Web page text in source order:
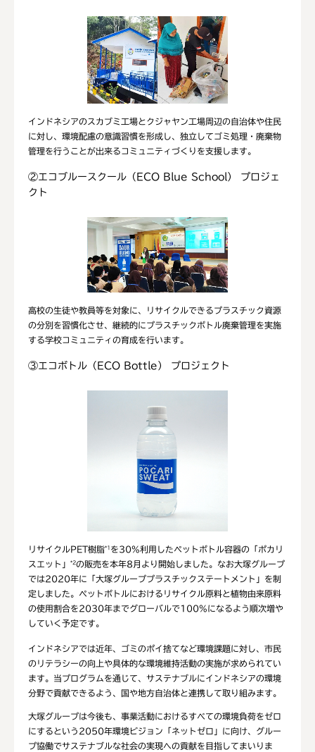
インドネシアのスカブミ工場とクジャヤン工場周辺の自治体や住民
に対し、環境配慮の意識習慣を形成し、独立してゴミ処理・廃棄物
管理を行うことが出来るコミュニティづくりを支援します。
②エコブルースクール（ECO Blue School） プロジェ
クト
高校の生徒や教員等を対象に、リサイクルできるプラスチック資源
の分別を習慣化させ、継続的にプラスチックボトル廃棄管理を実施
する学校コミュニティの育成を行います。
③エコボトル（ECO Bottle） プロジェクト
リサイクルPET樹脂*1 を30%利用したペットボトル容器の「ポカリ
スエット」
*2の販売を本年8月より開始しました。なお大塚グループ
では2020年に「大塚グループプラスチックステートメント」を制
定しました。ペットボトルにおけるリサイクル原料と植物由来原料
の使用割合を2030年までグローバルで100%になるよう順次増や
していく予定です。
インドネシアでは近年、ゴミのポイ捨てなど環境課題に対し、市民
のリテラシーの向上や具体的な環境維持活動の実施が求められてい
ます。当プログラムを通じて、サステナブルにインドネシアの環境
分野で貢献できるよう、国や地方自治体と連携して取り組みます。
大塚グループは今後も、事業活動におけるすべての環境負荷をゼロ
にするという2050年環境ビジョン「ネットゼロ」に向け、グルー
プ協働でサステナブルな社会の実現への貢献を目指してまいりま